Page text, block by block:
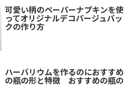
可愛い柄のペーパーナプキンを使
ってオリジナルデコパージュバッ
クの作り方
ハーバリウムを作るのにおすすめ
の瓶の形と特徴 おすすめの瓶の